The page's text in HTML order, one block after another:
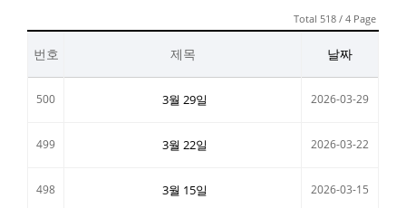
Total 518 / 4 Page
번호 제목 날짜
500 3월 29일 2026-03-29
499 3월 22일 2026-03-22
498 3월 15일 2026-03-15